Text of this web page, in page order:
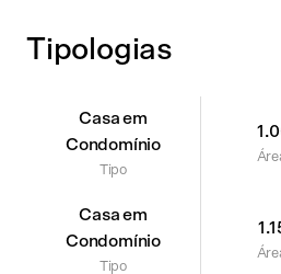
Solicite uma visita
Agosto de
Tipologias
Casa em
Condomínio
Tipo
Casa em
Condomínio
Tipo